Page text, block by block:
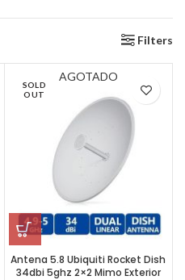
Filters
SOLD
OUT
AGOTADO
Antena 5.8 Ubiquiti Rocket Dish
34dbi 5ghz 2×2 Mimo Exterior